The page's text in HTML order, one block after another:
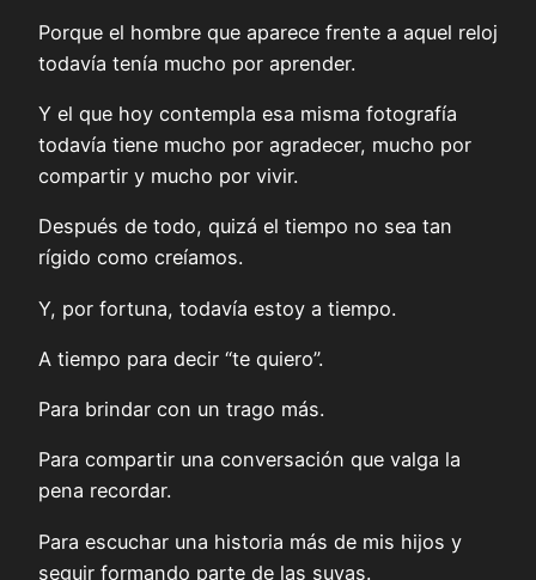
Porque el hombre que aparece frente a aquel reloj
todavía tenía mucho por aprender.
Y el que hoy contempla esa misma fotografía
todavía tiene mucho por agradecer, mucho por
compartir y mucho por vivir.
Después de todo, quizá el tiempo no sea tan
rígido como creíamos.
Y, por fortuna, todavía estoy a tiempo.
A tiempo para decir “te quiero”.
Para brindar con un trago más.
Para compartir una conversación que valga la
pena recordar.
Para escuchar una historia más de mis hijos y
seguir formando parte de las suyas.